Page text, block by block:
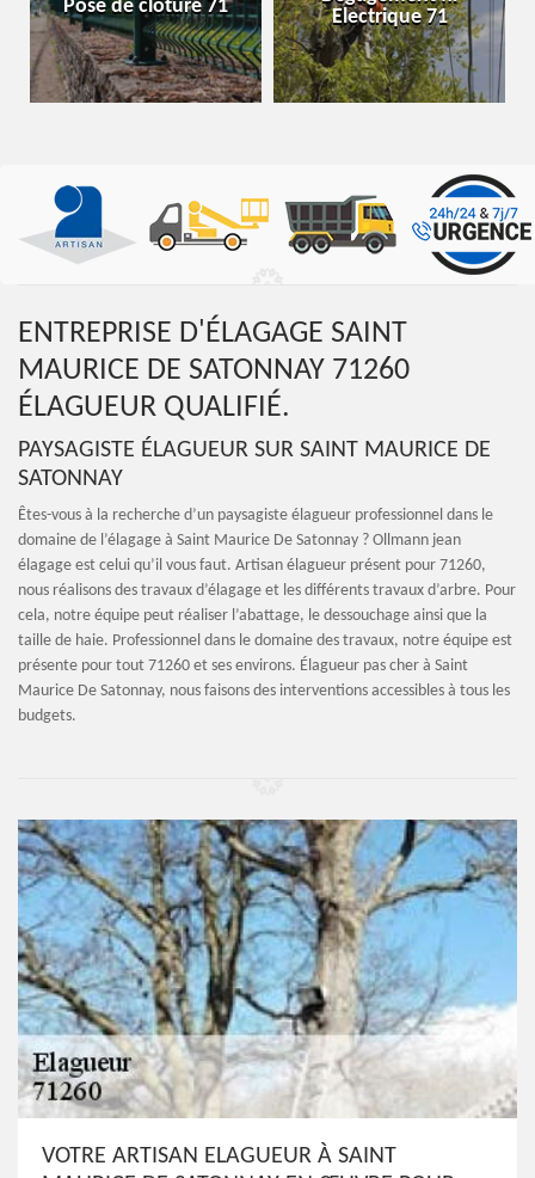
Pose de clôture 71
Electrique 71
ENTREPRISE D'ÉLAGAGE SAINT
MAURICE DE SATONNAY 71260
ÉLAGUEUR QUALIFIÉ.
PAYSAGISTE ÉLAGUEUR SUR SAINT MAURICE DE
SATONNAY
Êtes-vous à la recherche d’un paysagiste élagueur professionnel dans le
domaine de l’élagage à Saint Maurice De Satonnay ? Ollmann jean
élagage est celui qu’il vous faut. Artisan élagueur présent pour 71260,
nous réalisons des travaux d’élagage et les différents travaux d’arbre. Pour
cela, notre équipe peut réaliser l’abattage, le dessouchage ainsi que la
taille de haie. Professionnel dans le domaine des travaux, notre équipe est
présente pour tout 71260 et ses environs. Élagueur pas cher à Saint
Maurice De Satonnay, nous faisons des interventions accessibles à tous les
budgets.
VOTRE ARTISAN ELAGUEUR À SAINT